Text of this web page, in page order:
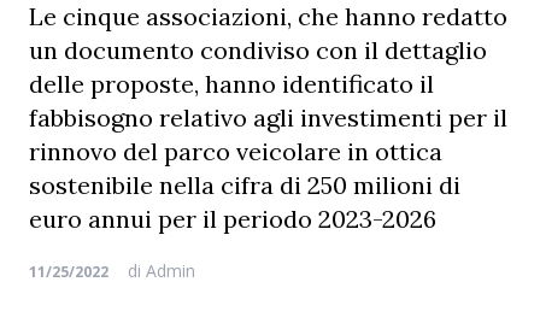
Le cinque associazioni, che hanno redatto
un documento condiviso con il dettaglio
delle proposte, hanno identificato il
fabbisogno relativo agli investimenti per il
rinnovo del parco veicolare in ottica
sostenibile nella cifra di 250 milioni di
euro annui per il periodo 2023-2026
11/25/2022 di Admin